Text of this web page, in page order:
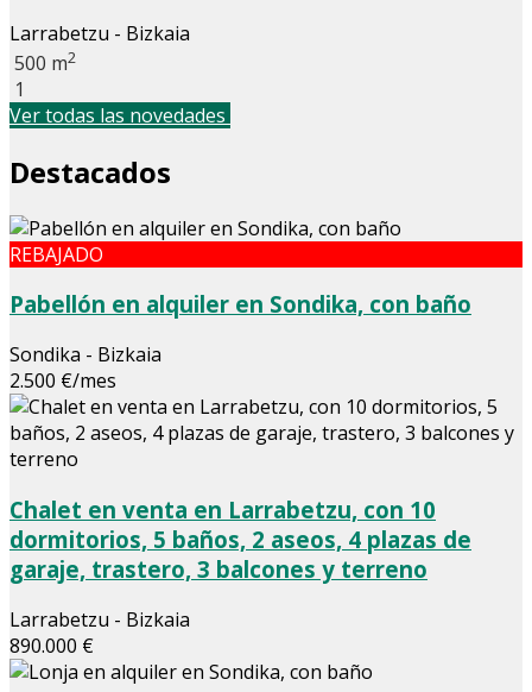
Larrabetzu - Bizkaia
500 m2
1
Ver todas las novedades
Destacados
REBAJADO
Pabellón en alquiler en Sondika, con baño
Sondika - Bizkaia
2.500 €/mes
Chalet en venta en Larrabetzu, con 10
dormitorios, 5 baños, 2 aseos, 4 plazas de
garaje, trastero, 3 balcones y terreno
Larrabetzu - Bizkaia
890.000 €